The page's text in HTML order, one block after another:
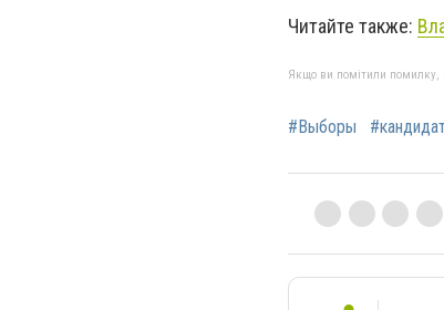
Читайте также:
Якщо ви помітили помилку,
#Выборы